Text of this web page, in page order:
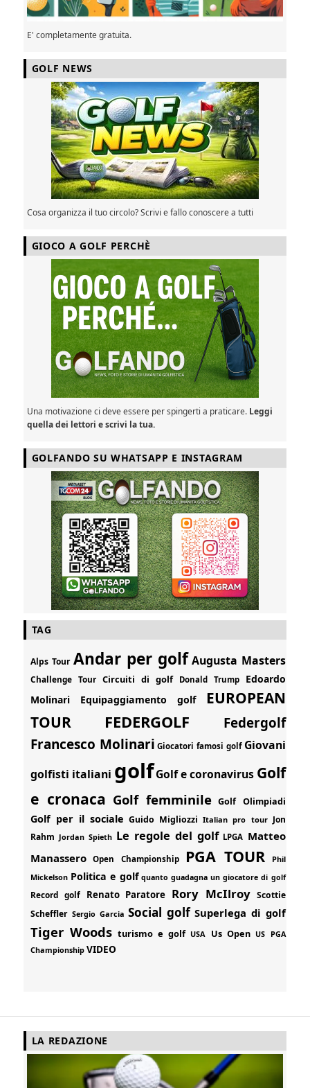
E' completamente gratuita.
GOLF NEWS
Cosa organizza il tuo circolo? Scrivi e fallo conoscere a tutti
GIOCO A GOLF PERCHÈ
Una motivazione ci deve essere per spingerti a praticare. Leggi
quella dei lettori e scrivi la tua.
GOLFANDO SU WHATSAPP E INSTAGRAM
TAG
Alps Tour Andar per golf Augusta Masters
Challenge Tour Circuiti di golf Donald Trump
Edoardo
Molinari
Equipaggiamento golf
EUROPEAN
TOUR
FEDERGOLF Federgolf
Francesco Molinari Giocatori famosi golf Giovani
golfisti italiani golf Golf e coronavirus Golf
e cronaca Golf femminile Golf Olimpiadi
Golf per il sociale Guido Migliozzi Italian pro tour Jon
Rahm Jordan Spieth Le regole del golf LPGA Matteo
Manassero
Open Championship PGA TOUR
Phil
Mickelson Politica e golf quanto guadagna un giocatore di golf
Record golf Renato Paratore Rory McIlroy Scottie
Scheffler Sergio Garcia Social golf Superlega di golf
Tiger Woods turismo e golf USA Us Open US PGA
Championship VIDEO
LA REDAZIONE